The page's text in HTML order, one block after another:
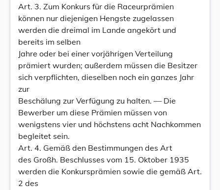
Art. 3. Zum Konkurs für die Raceurprämien
können nur diejenigen Hengste zugelassen
werden die dreimal im Lande angekört und
bereits im selben
Jahre oder bei einer vorjährigen Verteilung
prämiert wurden; außerdem müssen die Besitzer
sich verpflichten, dieselben noch ein ganzes Jahr
zur
Beschälung zur Verfügung zu halten. — Die
Bewerber um diese Prämien müssen von
wenigstens vier und höchstens acht Nachkommen
begleitet sein.
Art. 4. Gemäß den Bestimmungen des Art
des Großh. Beschlusses vom 15. Oktober 1935
werden die Konkursprämien sowie die gemäß Art.
2 des